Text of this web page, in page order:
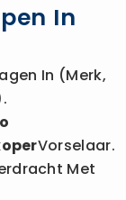
In
In (merk,
Vorselaar.
Met